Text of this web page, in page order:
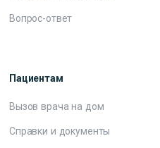
Вопрос-ответ
Пациентам
Вызов врача на дом
Справки и документы